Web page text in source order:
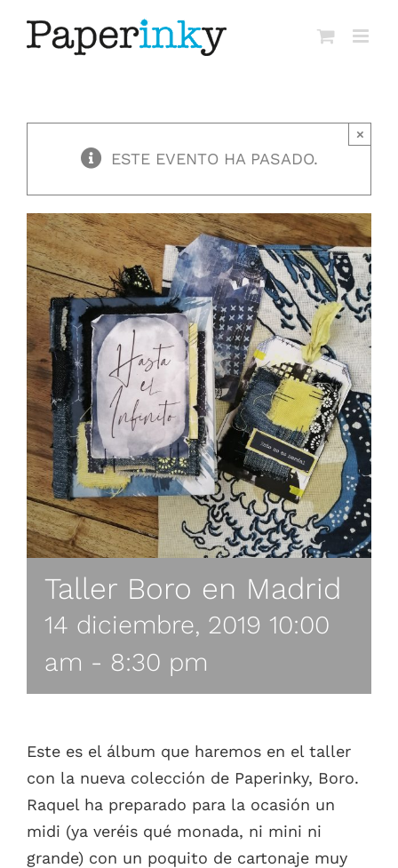
ESTE EVENTO HA PASADO.
×
Taller Boro en Madrid
14 diciembre, 2019 10:00
am - 8:30 pm
Este es el álbum que haremos en el taller
con la nueva colección de Paperinky, Boro.
Raquel ha preparado para la ocasión un
midi (ya veréis qué monada, ni mini ni
grande) con un poquito de cartonaje muy